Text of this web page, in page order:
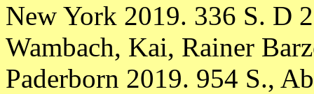
New York 2019. 336 S. D
Wambach, Kai, Rainer
Paderborn 2019. 954 S.,